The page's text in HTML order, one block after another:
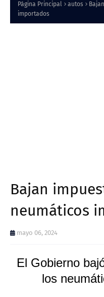
Página Principal autos
importados
Bajan
neumáticos
mayo 06, 2024
El Gobierno
los